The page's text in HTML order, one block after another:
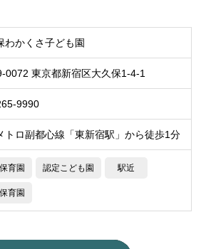
わかくさ子ども園
0072 東京都新宿区大久保1-4-1
9990
トロ副都心線「東新宿駅」から徒歩1分
育園 認定こども園 駅近
育園